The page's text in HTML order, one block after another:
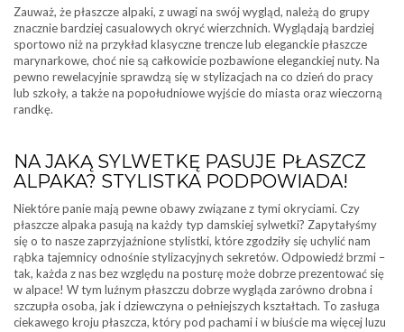
Zauważ, że płaszcze alpaki, z uwagi na swój wygląd, należą do grupy
znacznie bardziej casualowych okryć wierzchnich. Wyglądają bardziej
sportowo niż na przykład klasyczne trencze lub eleganckie płaszcze
marynarkowe, choć nie są całkowicie pozbawione eleganckiej nuty. Na
pewno rewelacyjnie sprawdzą się w stylizacjach na co dzień do pracy
lub szkoły, a także na popołudniowe wyjście do miasta oraz wieczorną
randkę.
NA JAKĄ SYLWETKĘ PASUJE PŁASZCZ
ALPAKA? STYLISTKA PODPOWIADA!
Niektóre panie mają pewne obawy związane z tymi okryciami. Czy
płaszcze alpaka pasują na każdy typ damskiej sylwetki? Zapytałyśmy
się o to nasze zaprzyjaźnione stylistki, które zgodziły się uchylić nam
rąbka tajemnicy odnośnie stylizacyjnych sekretów. Odpowiedź brzmi –
tak, każda z nas bez względu na posturę może dobrze prezentować się
w alpace! W tym luźnym płaszczu dobrze wygląda zarówno drobna i
szczupła osoba, jak i dziewczyna o pełniejszych kształtach. To zasługa
ciekawego kroju płaszcza, który pod pachami i w biuście ma więcej luzu